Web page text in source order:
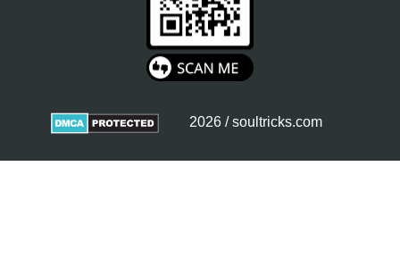
2026 / soultricks.com